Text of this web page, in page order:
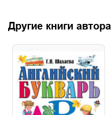
Другие книги автора